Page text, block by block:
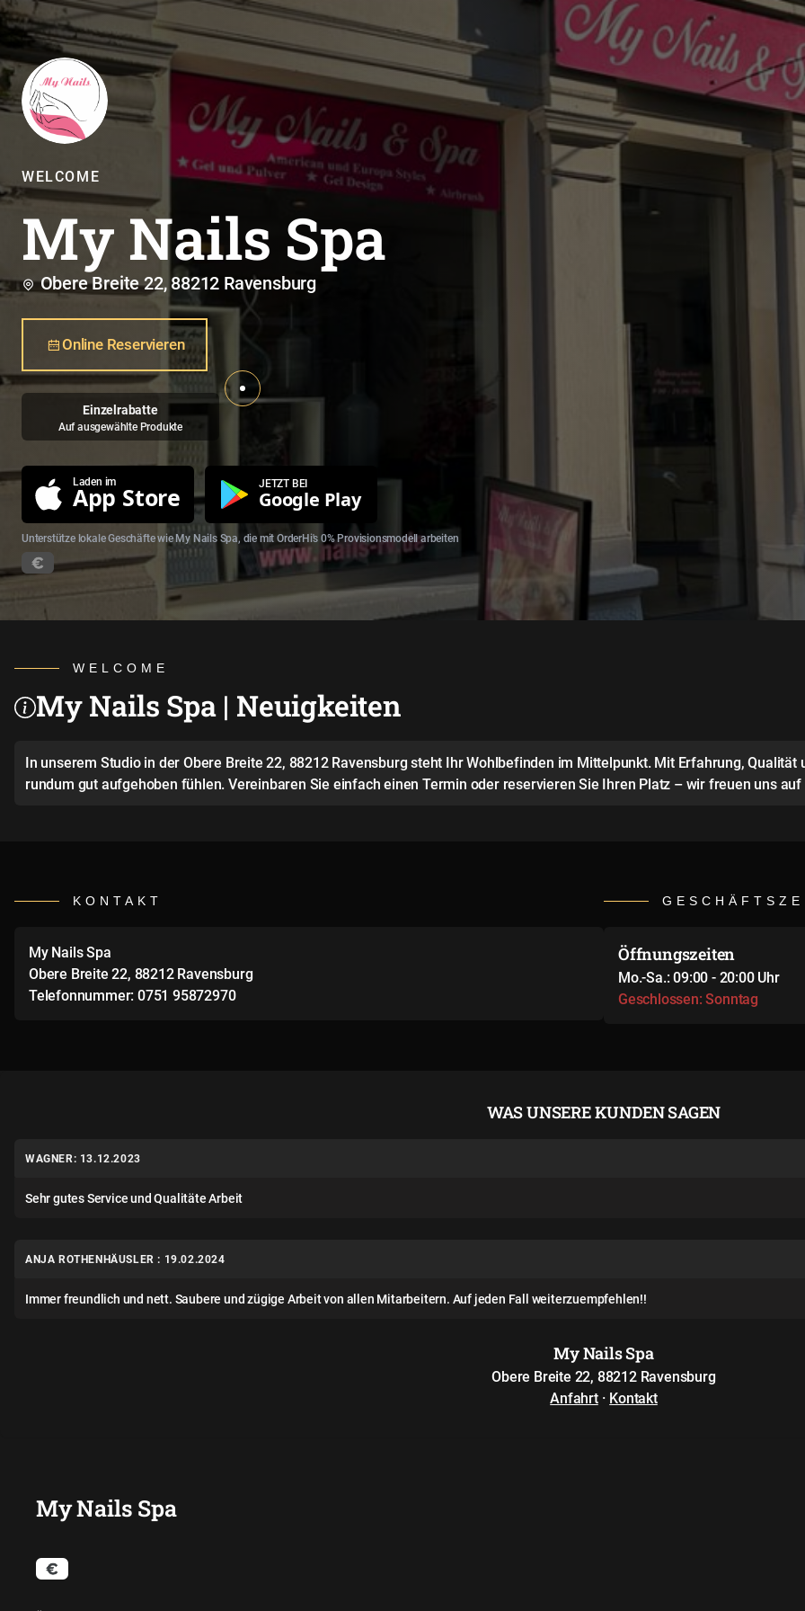
WELCOME
My Nails Spa
Obere Breite 22, 88212 Ravensburg
Online Reservieren
Einzelrabatte
Auf ausgewählte Produkte
Laden im
App Store JETZT BEI
Google Play
Unterstütze lokale Geschäfte wie My Nails Spa, die mit OrderHi's 0% Provisionsmodell arbeiten
WELCOME
My Nails Spa | Neuigkeiten
In unserem Studio in der Obere Breite 22, 88212 Ravensburg steht Ihr Wohlbefinden im Mittelpunkt. Mit Erfahrung,
rundum gut aufgehoben fühlen. Vereinbaren Sie einfach einen Termin oder reservieren Sie Ihren Platz – wir freuen uns
KONTAKT
My Nails Spa
Obere Breite 22, 88212 Ravensburg
Telefonnummer: 0751 95872970
Öffnungszeiten
Mo.-Sa.: 09:00 - 20:00 Uhr
Geschlossen: Sonntag
WAS UNSERE KUNDEN SAGEN
WAGNER: 13.12.2023
Sehr gutes Service und Qualitäte Arbeit
ANJA ROTHENHÄUSLER : 19.02.2024
Immer freundlich und nett. Saubere und zügige Arbeit von allen Mitarbeitern. Auf jeden Fall weiterzuempfehlen!!
My Nails Spa
Obere Breite 22, 88212 Ravensburg
Anfahrt· Kontakt
My Nails Spa